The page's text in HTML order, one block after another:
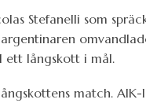
Stefanelli som
ett långskott i mål.
match. AIK-